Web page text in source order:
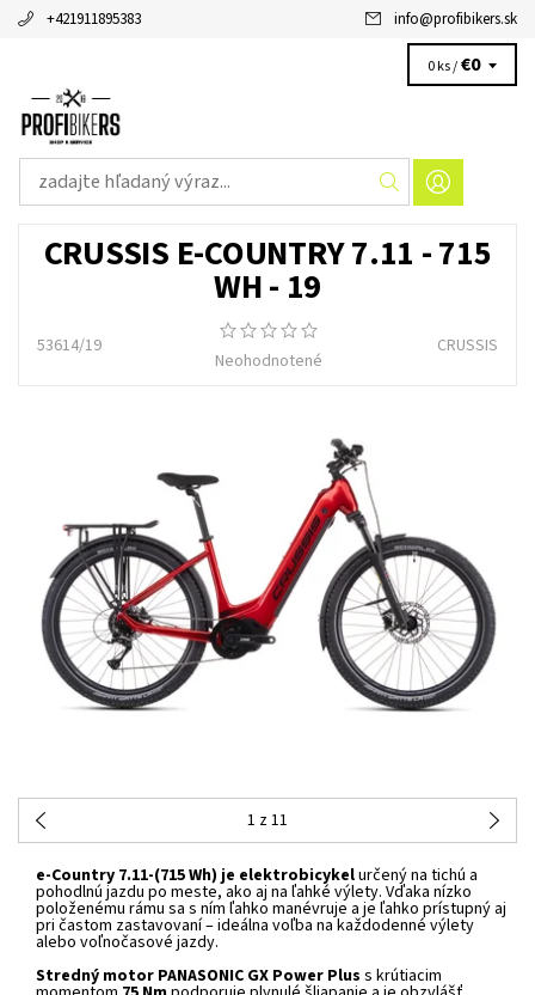
+421911895383 info@profibikers.sk
0 ks /€0
CRUSSIS E-COUNTRY 7.11 - 715
WH - 19
53614/19
Neohodnotené
CRUSSIS
1 z 11
e-Country 7.11-(715 Wh) je elektrobicykelurčený na tichú a
pohodlnú jazdu po meste, ako aj na ľahké výlety. Vďaka nízko
položenému rámu sa s ním ľahko manévruje a je ľahko prístupný aj
pri častom zastavovaní – ideálna voľba na každodenné výlety
alebo voľnočasové jazdy.
Stredný motor PANASONIC GX Power Plus s krútiacim